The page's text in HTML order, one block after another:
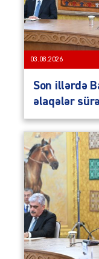
03.08.2026
Son illərdə
əlaqələr